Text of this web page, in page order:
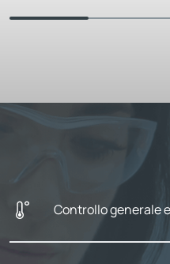
Controllo generale